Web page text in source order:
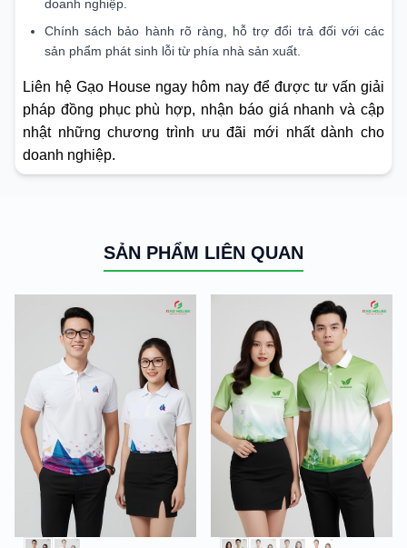
doanh nghiệp.
Chính sách bảo hành rõ ràng, hỗ trợ đổi trả đối với các
sản phẩm phát sinh lỗi từ phía nhà sản xuất.
Liên hệ Gạo House ngay hôm nay để được tư vấn giải
pháp đồng phục phù hợp, nhận báo giá nhanh và cập
nhật những chương trình ưu đãi mới nhất dành cho
doanh nghiệp.
SẢN PHẨM LIÊN QUAN